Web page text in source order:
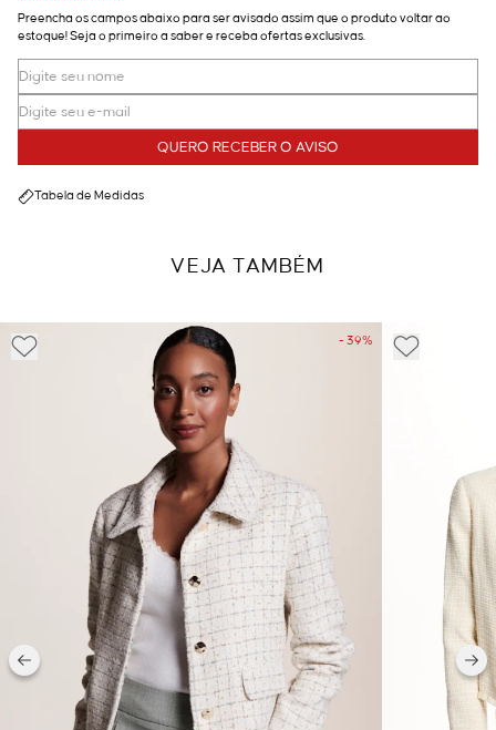
Preencha os campos abaixo para ser avisado assim que o produto voltar ao
estoque! Seja o primeiro a saber e receba ofertas exclusivas.
QUERO RECEBER O AVISO
Tabela de Medidas
VEJA TAMBÉM
- 39%